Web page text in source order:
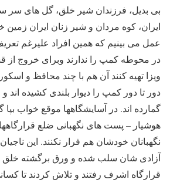
بی بدیل، فرزندان شیر خلق، گل های سر
ایران، کوه مردان و شیر زنان ایران زمین
عمل می بینیم که همین افراد علیرغم
در محوطه کمپ را ندارند وبرای خروج
ویزا تهیه کنند آن هم با چند محافظ و
دور تا دور کمپ را دیوار بلندی کشیده اند و
گمارده اند. در آسایشگاهها موقع خواب بپا
نگهبانان خودشان هم فرار نکنند. این
آزادی شان سلب شده و ورق برگشته خلق
قرارگاه اشرف رفتند و تلاش کردند تا